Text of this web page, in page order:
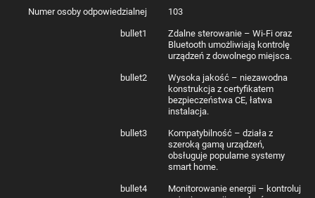
Numer osoby odpowiedzialnej 103
bullet1
Zdalne sterowanie – Wi-Fi oraz
Bluetooth umożliwiają kontrolę
urządzeń z dowolnego miejsca.
bullet2
Wysoka jakość – niezawodna
konstrukcja z certyfikatem
bezpieczeństwa CE, łatwa
instalacja.
bullet3
Kompatybilność – działa z
szeroką gamą urządzeń,
obsługuje popularne systemy
smart home.
bullet4
Monitorowanie energii – kontroluj